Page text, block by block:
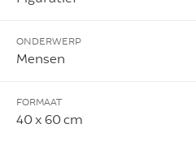
ONDERWERP
Mensen
FORMAAT
40 x 60 cm